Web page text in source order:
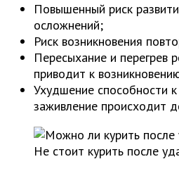
Повышенный риск
осложнений;
Риск возникновения
Пересыхание и перегрев
приводит к
Ухудшение способности к
заживление происходит
Не стоит курить после